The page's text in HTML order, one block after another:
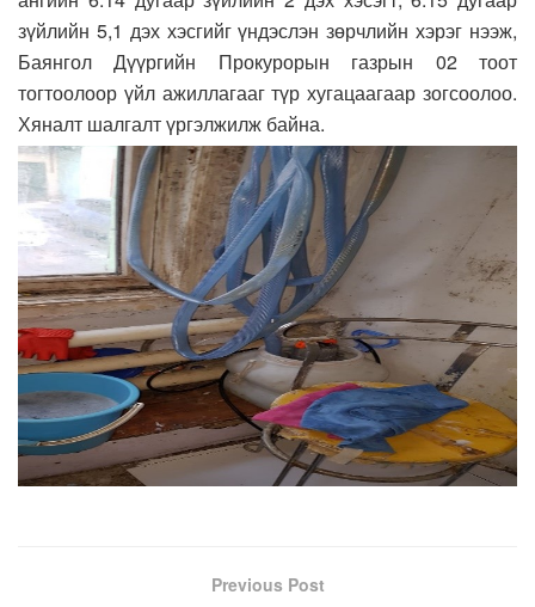
зүйлийн 5,1 дэх хэсгийг үндэслэн зөрчлийн хэрэг нээж,
Баянгол Дүүргийн Прокурорын газрын 02 тоот
тогтоолоор үйл ажиллагааг түр хугацаагаар зогсоолоо.
Хяналт шалгалт үргэлжилж байна.
Previous Post